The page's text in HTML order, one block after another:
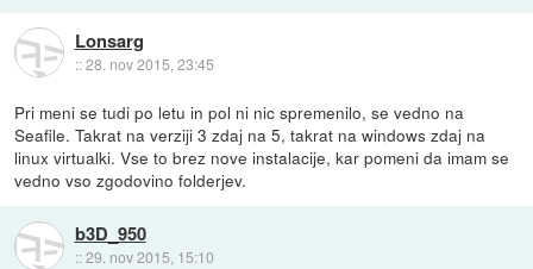
Lonsarg
::28. nov 2015, 23:45
Pri meni se tudi po letu in pol ni nic spremenilo, se vedno na
Seafile. Takrat na verziji 3 zdaj na 5, takrat na windows zdaj na
linux virtualki. Vse to brez nove instalacije, kar pomeni da imam se
vedno vso zgodovino folderjev.
b3D_950
::29. nov 2015, 15:10